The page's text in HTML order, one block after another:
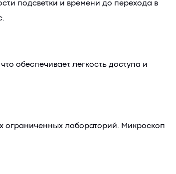
подсветки и времени до перехода в
обеспечивает легкость доступа и
ограниченных лабораторий. Микроскоп